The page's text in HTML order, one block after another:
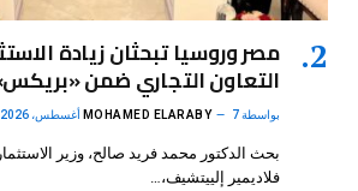
مصر وروسيا تبحثان زيادة
التعاون التجاري ضمن
بواسطة MOHAMED ELARABY 7 أغسطس، 2026
بحث الدكتور محمد فريد صالح، وزير
فلاديمير إلييتشيف،…